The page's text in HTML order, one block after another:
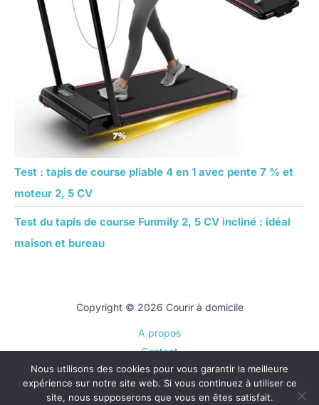
Test : tapis de course pliable 4 en 1 avec pente 7 % et
moteur 2, 5 CV
Test du tapis de course Funmily 2, 5 CV incliné : idéal
maison et bureau
Copyright © 2026 Courir à domicile
A propos
Contact
Plan du site
Mentions légales
Nous utilisons des cookies pour vous garantir la meilleure
expérience sur notre site web. Si vous continuez à utiliser ce
site, nous supposerons que vous en êtes satisfait.